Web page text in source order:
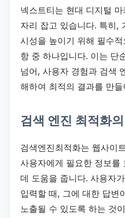
넥스트티는 현대 디지털
자리 잡고 있습니다. 특히,
시성을 높이기 위해 필수
항 중 하나입니다. 이는 단
넘어, 사용자 경험과 검색
해하여 최적의 결과를 만
검색 엔진 최적화
검색엔진최적화는 웹사이
사용자에게 필요한 정보를
데 도움을 줍니다. 사용자
입력할 때, 그에 대한 답변
노출될 수 있도록 하는 것